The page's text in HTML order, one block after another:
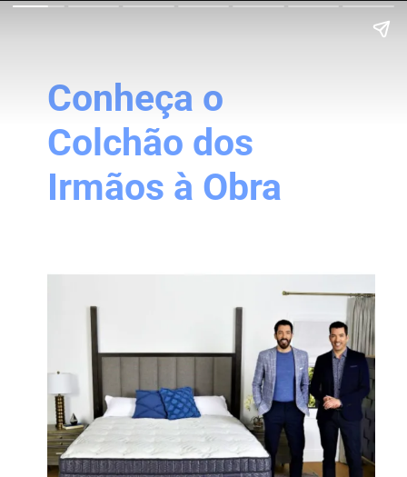
Conheça o
Colchão dos
Irmãos à Obra